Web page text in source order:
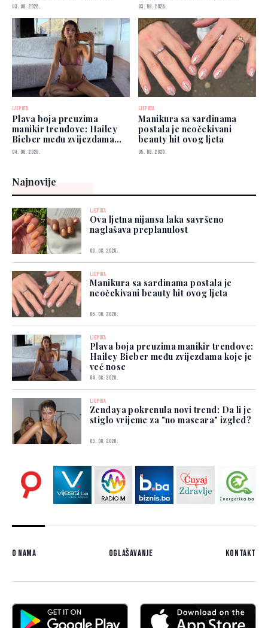
03. 08. 2026. 03. 08. 2026.
LJEPOTA
Plava boja preuzima
manikir trendove: Hailey
Bieber među zvijezdama
koje je već nose
04. 08. 2026.
LJEPOTA
Manikura sa sardinama
postala je neočekivani
beauty hit ovog ljeta
05. 08. 2026.
Najnovije
LJEPOTA
Ova ljetna nijansa laka savršeno
naglašava preplanulost
06. 08. 2026.
LJEPOTA
Manikura sa sardinama postala je
neočekivani beauty hit ovog ljeta
05. 08. 2026.
LJEPOTA
Plava boja preuzima manikir trendove:
Hailey Bieber među zvijezdama koje je
već nose
04. 08. 2026.
LJEPOTA
Zendaya pokrenula novi trend: Da li je
stiglo vrijeme za "no mascara" izgled?
03. 08. 2026.
O nama Oglašavanje Kontakt